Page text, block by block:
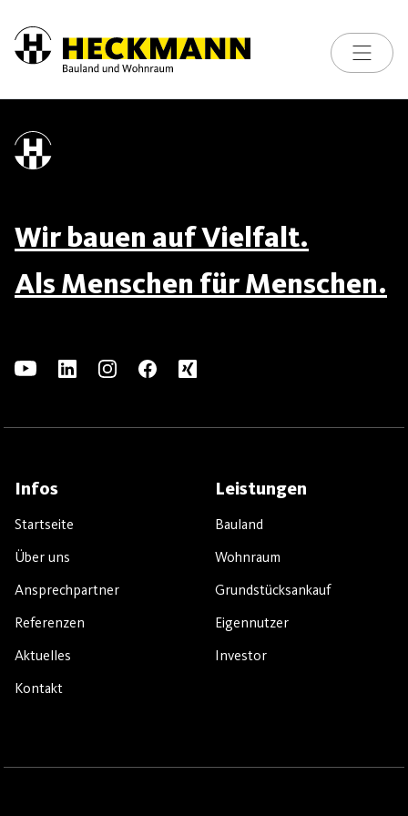
Skip to content
Toggle
Wir bauen auf Vielfalt.
Als Menschen für Menschen.
Infos
Startseite
Über uns
Ansprechpartner
Referenzen
Aktuelles
Kontakt
Leistungen
Bauland
Wohnraum
Grundstücksankauf
Eigennutzer
Investor